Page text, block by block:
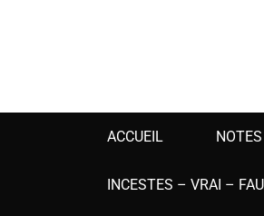
A F S
ACCUEIL NOTES
INCESTES – VRAI –